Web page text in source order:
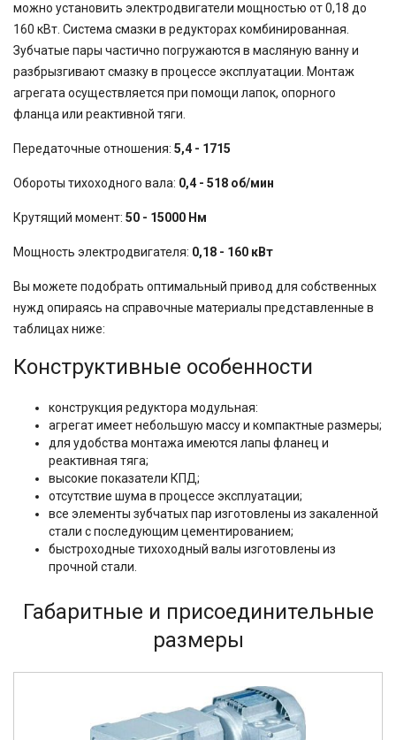
можно установить электродвигатели мощностью от 0,18 до
160 кВт. Система смазки в редукторах комбинированная.
Зубчатые пары частично погружаются в масляную ванну и
разбрызгивают смазку в процессе эксплуатации. Монтаж
агрегата осуществляется при помощи лапок, опорного
фланца или реактивной тяги.
Передаточные отношения: 5,4 - 1715
Обороты тихоходного вала: 0,4 - 518 об/мин
Крутящий момент: 50 - 15000 Нм
Мощность электродвигателя: 0,18 - 160 кВт
Вы можете подобрать оптимальный привод для собственных
нужд опираясь на справочные материалы представленные в
таблицах ниже:
Конструктивные особенности
конструкция редуктора модульная:
агрегат имеет небольшую массу и компактные размеры;
для удобства монтажа имеются лапы фланец и
реактивная тяга;
высокие показатели КПД;
отсутствие шума в процессе эксплуатации;
все элементы зубчатых пар изготовлены из закаленной
стали с последующим цементированием;
быстроходные тихоходный валы изготовлены из
прочной стали.
Габаритные и присоединительные
размеры